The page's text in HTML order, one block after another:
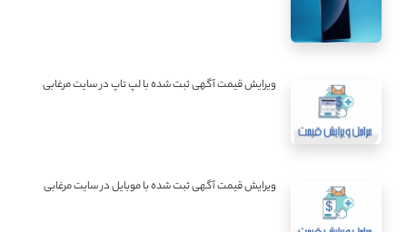
ویرایش قیمت آگهی ثبت شده با لپ تاپ در سایت مرغابی
ویرایش قیمت آگهی ثبت شده با موبایل در سایت مرغابی